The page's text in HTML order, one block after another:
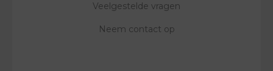
Veelgestelde vragen
Neem contact op